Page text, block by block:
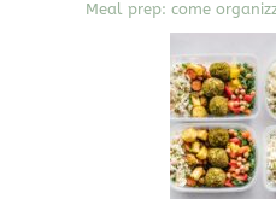
Meal prep: come